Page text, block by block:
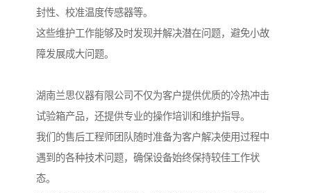
封性、校准温度传感器等。
这些维护工作能够及时发现并解决潜在问题，避免小故
障发展成大问题。
湖南兰思仪器有限公司不仅为客户提供优质的冷热冲击
试验箱产品，还提供专业的操作培训和维护指导。
我们的售后工程师团队随时准备为客户解决使用过程中
遇到的各种技术问题，确保设备始终保持较佳工作状
态。